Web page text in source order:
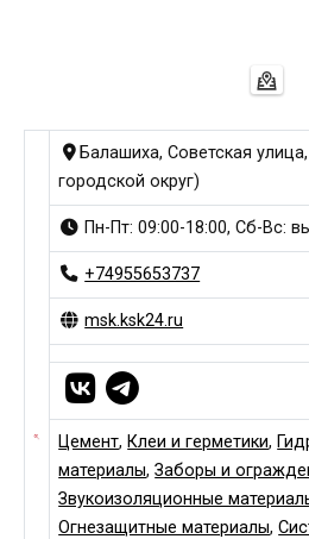
Балашиха, Советская
городской округ)
Пн-Пт: 09:00-18:00, Сб-Вс:
+74955653737
msk.ksk24.ru
Цемент, Клеи и герметики,
материалы,Заборы и
Звукоизоляционные
Огнезащитные материалы,